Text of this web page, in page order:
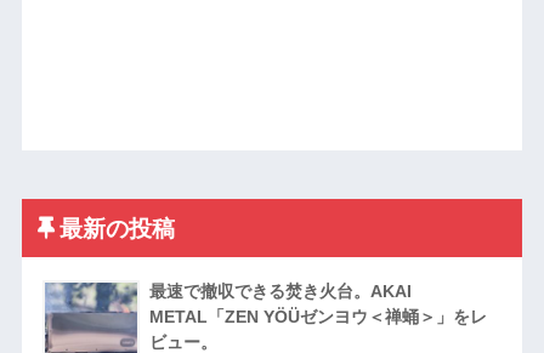
最新の投稿
最速で撤収できる焚き火台。AKAI
METAL「ZEN YÖÜゼンヨウ＜禅蛹＞」をレ
ビュー。